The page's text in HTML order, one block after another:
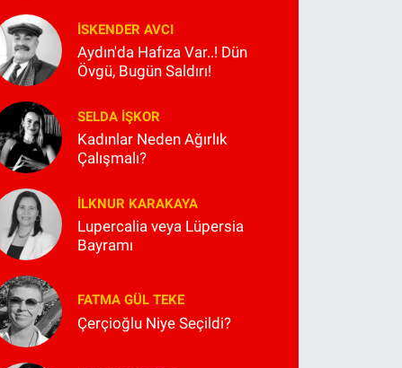
İSKENDER AVCI
Aydın'da Hafıza Var..! Dün
Övgü, Bugün Saldırı!
SELDA İŞKOR
Kadınlar Neden Ağırlık
Çalışmalı?
İLKNUR KARAKAYA
Lupercalia veya Lüpersia
Bayramı
FATMA GÜL TEKE
Çerçioğlu Niye Seçildi?